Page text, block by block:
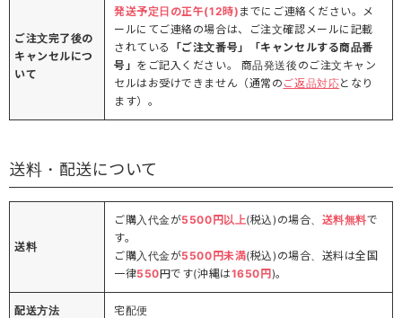
ご注文完了後の
キャンセルにつ
いて
発送予定日の正午(12時) までにご連絡ください。メ
ールにてご連絡の場合は、ご注文確認メールに記載
されている
「ご注文番号」「キャンセルする商品番
号」 をご記入ください。 商品発送後のご注文キャン
セルはお受けできません（通常の ご返品対応となり
ます）。
送料・配送について
送料
ご購入代金が5500円以上(税込)の場合、 送料無料で
す。
ご購入代金が5500円未満(税込)の場合、送料は全国
一律550円です(沖縄は1650円 )。
配送方法 宅配便